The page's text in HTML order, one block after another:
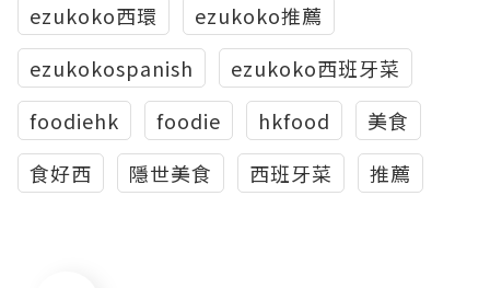
ezukoko西環
ezukoko推薦
ezukokospanish
ezukoko西班牙菜
foodiehk
foodie hkfood
美食
食好西
隱世美食 西班牙菜 推薦